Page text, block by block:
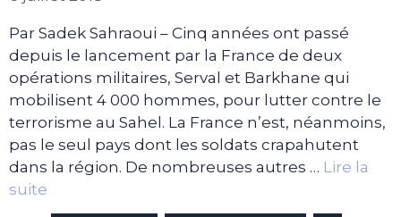
Par Sadek Sahraoui – Cinq années ont passé
depuis le lancement par la France de deux
opérations militaires, Serval et Barkhane qui
mobilisent 4 000 hommes, pour lutter contre le
terrorisme au Sahel. La France n’est, néanmoins,
pas le seul pays dont les soldats crapahutent
dans la région. De nombreuses autres … Lire la
suite